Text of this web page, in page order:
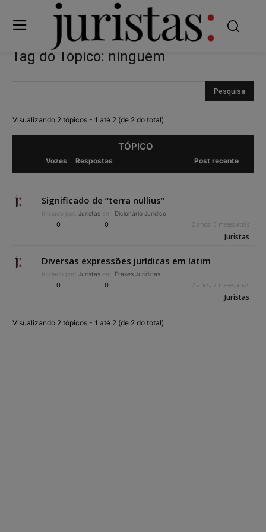
Tag do Tópico: ninguém
Visualizando 2 tópicos - 1 até 2 (de 2 do total)
TÓPICO
Vozes Respostas Post recente
Significado de “terra nullius”
Iniciado por: Juristas em: Dicionário Jurídico
0 0 2 anos, 5 meses atrás
Juristas
Diversas expressões jurídicas em latim
Iniciado por: Juristas em: Frases Jurídicas
0 0 2 anos, 7 meses atrás
Juristas
Visualizando 2 tópicos - 1 até 2 (de 2 do total)